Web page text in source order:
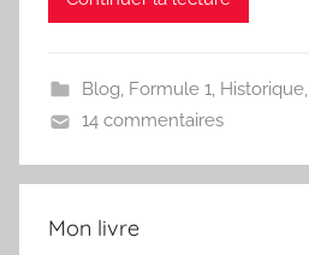
Blog, Formule 1, Historique,
14 commentaires
Mon livre